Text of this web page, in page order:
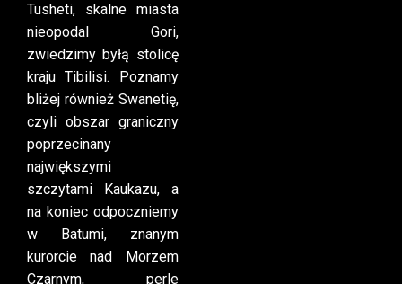
Tusheti, skalne miasta
nieopodal Gori,
zwiedzimy byłą stolicę
kraju Tibilisi. Poznamy
bliżej również Swanetię,
czyli obszar graniczny
poprzecinany
największymi
szczytami Kaukazu, a
na koniec odpoczniemy
w Batumi, znanym
kurorcie nad Morzem
Czarnym, perle